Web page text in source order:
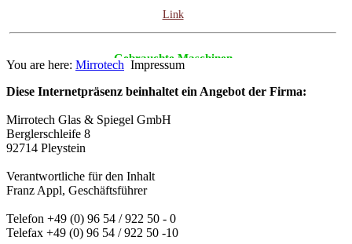
Link
Gebrauchte Maschinen
interessante neue Angebote.
zum Angebot
Gewinnen Sie einen Eindruck aus unserem Spiegelsortiment
You are here: Mirrotech Impressum
Diese Internetpräsenz beinhaltet ein Angebot der Firma:
Mirrotech Glas & Spiegel GmbH
Berglerschleife 8
92714 Pleystein
Verantwortliche für den Inhalt
Franz Appl, Geschäftsführer
Telefon +49 (0) 96 54 / 922 50 - 0
Telefax +49 (0) 96 54 / 922 50 -10